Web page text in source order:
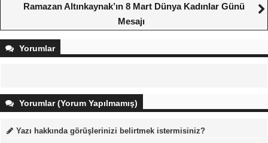
Ramazan Altınkaynak’ın 8 Mart Dünya Kadınlar Günü
Mesajı
Yorumlar
Yorumlar (Yorum Yapılmamış)
Yazı hakkında görüşlerinizi belirtmek istermisiniz?